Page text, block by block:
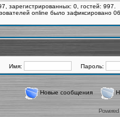
зарегистрированных: 0, гостей:
online было зафиксировано
Имя: Пароль:
Новые сообщения